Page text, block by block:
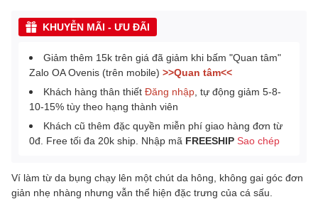
KHUYỄN MÃI - ƯU ĐÃI
Giảm thêm 15k trên giá đã giảm khi bấm "Quan tâm"
Zalo OA Ovenis (trên mobile) >>Quan tâm<<
Khách hàng thân thiết Đăng nhập , tự động giảm 5-8-
10-15% tùy theo hạng thành viên
Khách cũ thêm đặc quyền miễn phí giao hàng đơn từ
0đ. Free tối đa 20k ship. Nhập mã FREESHIP Sao chép
Ví làm từ da bụng chạy lên một chút da hông, không gai góc đơn
giản nhẹ nhàng nhưng vẫn thể hiện đặc trưng của cá sấu.